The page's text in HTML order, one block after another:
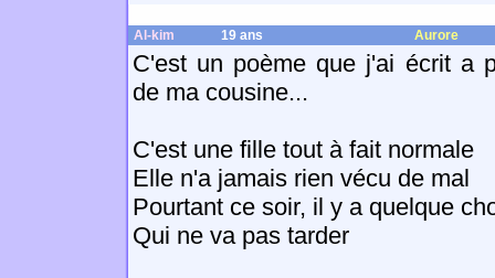
Al-kim 19 ans Aurore
C'est un poème que j'ai écrit a
de ma cousine...
C'est une fille tout à fait normale
Elle n'a jamais rien vécu de mal
Pourtant ce soir, il y a quelque
Qui ne va pas tarder